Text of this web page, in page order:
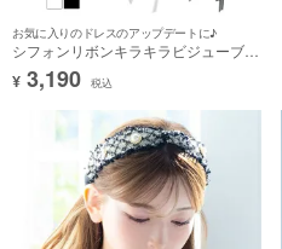
お気に入りのドレスのアップデートに♪
シフォンリボンキラキラビジューブロ
ーチ
¥ 3,190 税込